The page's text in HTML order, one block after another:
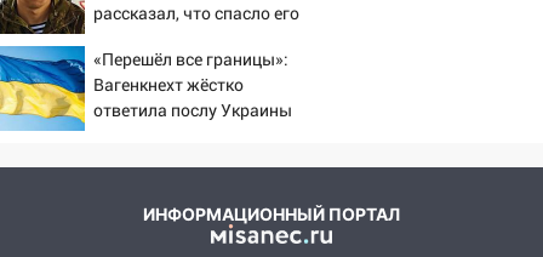
рассказал, что спасло его
«Перешёл все границы»:
Вагенкнехт жёстко
ответила послу Украины
ИНФОРМАЦИОННЫЙ ПОРТАЛ